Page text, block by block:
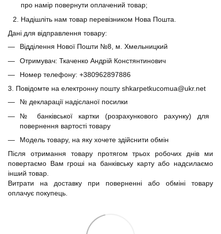
про намір повернути оплачений товар;
Надішліть нам товар перевізником Нова Пошта.
Дані для відправлення товару:
Відділення Нової Пошти №8, м. Хмельницкий
Отримувач: Ткаченко Андрій Констянтинович
Номер телефону: +380962897886
3. Повідомте на електронну пошту shkarpetkucomua@ukr.net
№ декларації надісланої посилки
№ банківської картки (розрахункового рахунку) для
повернення вартості товару
Модель товару, на яку хочете здійснити обмін
Після отримання товару протягом трьох робочих днів ми
повертаємо Вам гроші на банківську карту або надсилаємо
інший товар.
Витрати на доставку при поверненні або обміні товару
оплачує покупець.